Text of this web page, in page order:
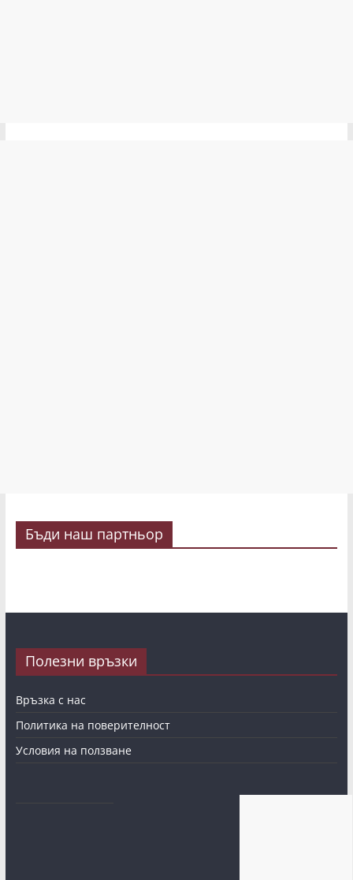
Бъди наш партньор
Полезни връзки
Връзка с нас
Политика на поверителност
Условия на ползване